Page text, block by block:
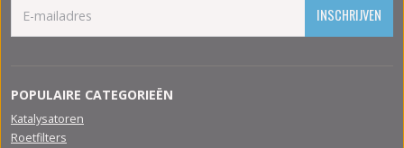
INSCHRIJVEN
POPULAIRE CATEGORIEËN
Katalysatoren
Roetfilters